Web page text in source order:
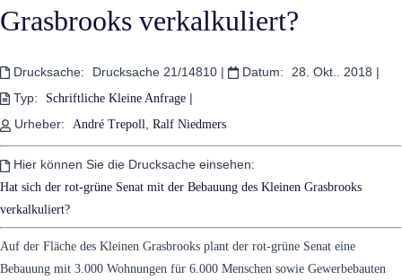
Grasbrooks verkalkuliert?
Drucksache: Drucksache 21/14810 | Datum: 28. Okt.. 2018 |
Typ:
Schriftliche Kleine Anfrage |
Urheber:
André Trepoll,Ralf Niedmers
Hier können Sie die Drucksache einsehen:
Hat sich der rot-grüne Senat mit der Bebauung des Kleinen Grasbrooks
verkalkuliert?
Auf der Fläche des Kleinen Grasbrooks plant der rot-grüne Senat eine
Bebauung mit 3.000 Wohnungen für 6.000 Menschen sowie Gewerbebauten